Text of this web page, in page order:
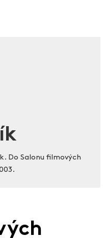
Do Salonu filmových